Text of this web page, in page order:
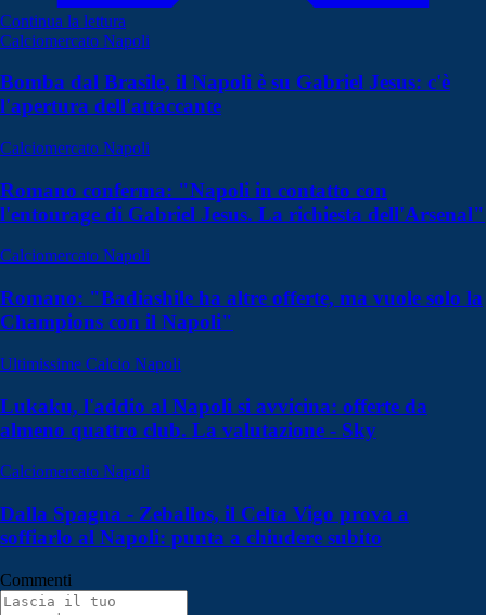
Continua la lettura
Calciomercato Napoli
Bomba dal Brasile, il Napoli è su Gabriel Jesus: c'è
l'apertura dell'attaccante
Calciomercato Napoli
Romano conferma: "Napoli in contatto con
l'entourage di Gabriel Jesus. La richiesta dell'Arsenal"
Calciomercato Napoli
Romano: "Badiashile ha altre offerte, ma vuole solo la
Champions con il Napoli"
Ultimissime Calcio Napoli
Lukaku, l'addio al Napoli si avvicina: offerte da
almeno quattro club. La valutazione - Sky
Calciomercato Napoli
Dalla Spagna - Zeballos, il Celta Vigo prova a
soffiarlo al Napoli: punta a chiudere subito
Commenti